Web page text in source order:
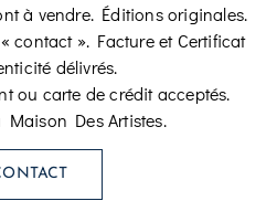
à vendre. Éditions originales.
contact ». Facture et Certificat
délivrés.
ou carte de crédit acceptés.
Maison Des Artistes.